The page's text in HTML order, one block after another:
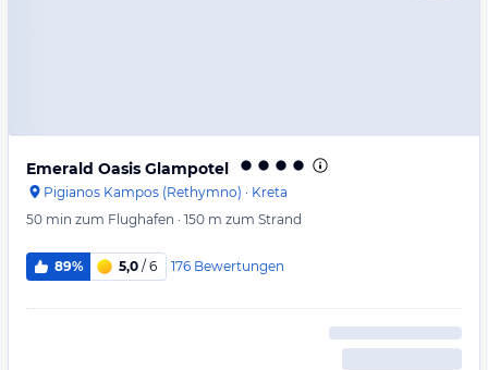
Emerald Oasis Glampotel
Pigianos Kampos (Rethymno) · Kreta
50 min zum Flughafen · 150 m zum Strand
89% 5,0 / 6 176 Bewertungen